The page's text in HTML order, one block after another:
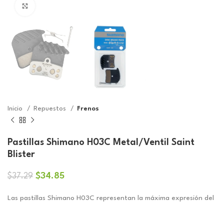
Inicio Repuestos Frenos
Pastillas Shimano H03C Metal/Ventil Saint
Blister
$37.29 El
original
$34.85El
actual
Las pastillas Shimano H03C representan la máxima expresión del